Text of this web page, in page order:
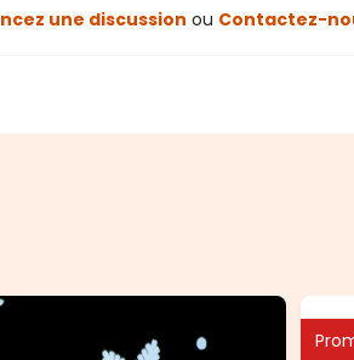
une discussion ou Contactez-